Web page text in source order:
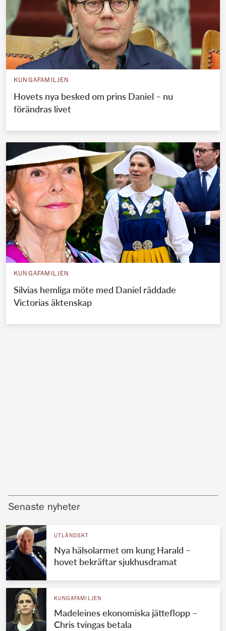
KUNGAFAMILJEN
Hovets nya besked om prins Daniel – nu
förändras livet
KUNGAFAMILJEN
Silvias hemliga möte med Daniel räddade
Victorias äktenskap
Senaste nyheter
UTLÄNDSKT
Nya hälsolarmet om kung Harald –
hovet bekräftar sjukhusdramat
KUNGAFAMILJEN
Madeleines ekonomiska jätteflopp –
Chris tvingas betala